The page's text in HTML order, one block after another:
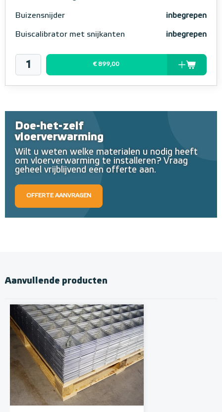
Buizensnijder inbegrepen
Buiscalibrator met snijkanten inbegrepen
€ 899,00
Doe-het-zelf
vloerverwarming
Wilt u weten welke materialen u nodig heeft
om vloerverwarming te installeren? Vraag
geheel vrijblijvend een offerte aan.
OFFERTE AANVRAGEN
Aanvullende producten